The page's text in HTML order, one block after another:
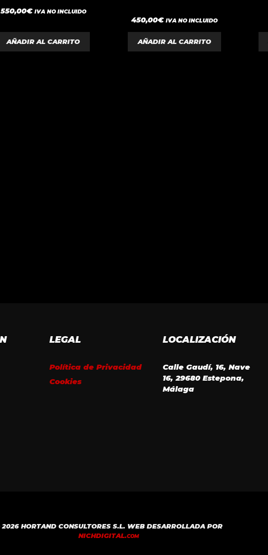
0
d
550,00€ IVA NO INCLUIDO
AÑADIR AL CARRITO
0
d
e
5
450,00€ IVA NO INCLUIDO
AÑADIR AL CARRITO
LEGAL
Política de Privacidad
Cookies
LOCALIZACIÓN
Calle Gaudí, 16, Nave
16, 29680 Estepona,
Málaga
HORTAND CONSULTORES S.L. WEB DESARROLLADA POR
NICHDIGITAL.COM